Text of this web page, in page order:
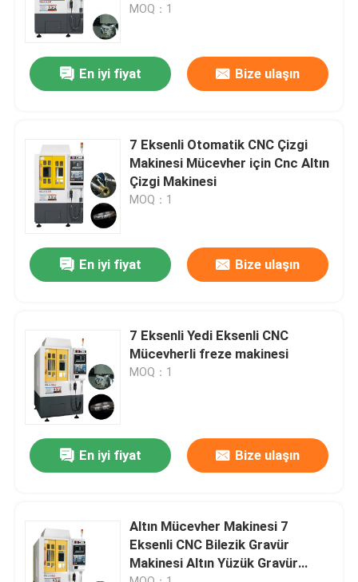
Ürünler
VR Gösterisi
Hakkımızda
Kalite kontrolü
Bize Ulaşın
Haberler
Blog
MOQ：1
En iyi fiyat Bize ulaşın
7 Eksenli Otomatik CNC Çizgi
Makinesi Mücevher için Cnc Altın
Çizgi Makinesi
MOQ：1
En iyi fiyat Bize ulaşın
7 Eksenli Yedi Eksenli CNC
Mücevherli freze makinesi
MOQ：1
En iyi fiyat Bize ulaşın
Altın Mücevher Makinesi 7
Eksenli CNC Bilezik Gravür
Makinesi Altın Yüzük Gravür